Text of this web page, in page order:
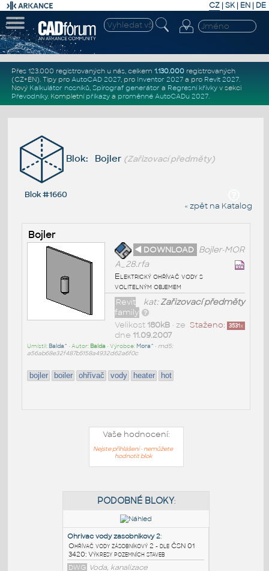
CZ | SK| EN | DE
Přes 123.000 registrovaných u nás, celkem 1.130.000registrovaných
(CZ+EN). Tipy pro AutoCAD 2027, pro Inventor 2027a pro Revit 2027.
Nový Kalkulátor nosníků, Spirograf generátor a Regresní křivkyv sekci
Převodníky. Kompletní příkazya proměnné AutoCADu 2027.
Blok: Bojler (Zařizovací předměty)
Blok #1660
« zpět na Katalog
Bojler
◄ DOWNLOAD Bojler-MOR
A_28.rfa
Elektrický ohřívač vody s
volitelným objemem
kat:Zařizovací předměty
Revit
family
Staženo: 3531x
Velikost 180kB• ze
dne 11.09.2007
Umístil: Balda^ • Autor: Balda • Výrobce: Mora^ • md5:
a56ab68e32f487b5158a4932d62a6f0c
bojler boiler ohřívač vody heater hot
Vaše hodnocení:
Nejste přihlášeni - nemůžete
hodnotit blok